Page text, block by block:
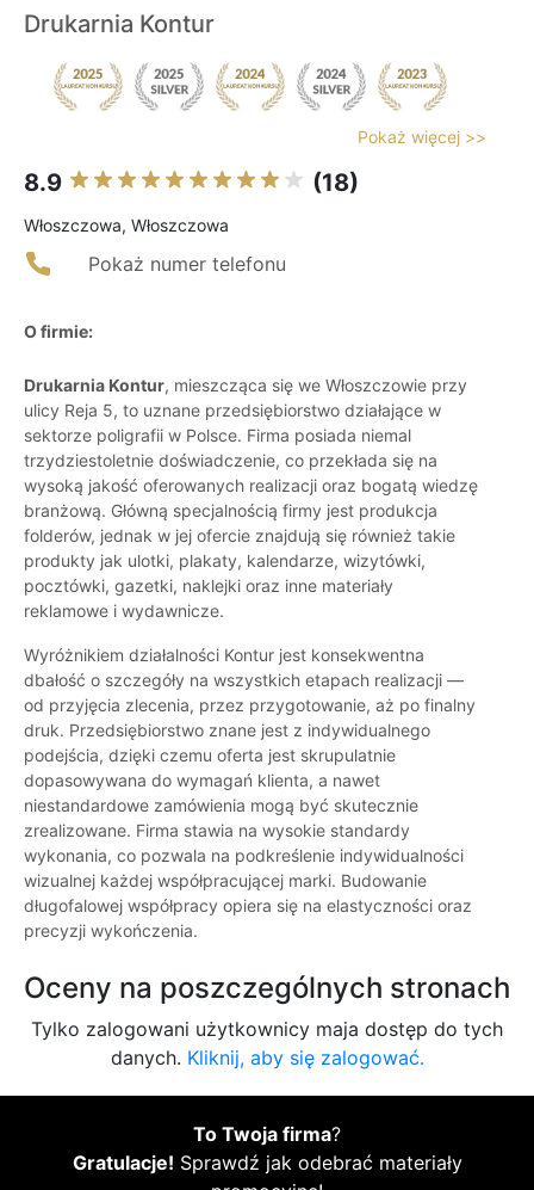
Drukarnia Kontur
Pokaż więcej >>
8.9 (18)
Włoszczowa, Włoszczowa
Pokaż numer telefonu
O firmie:
Drukarnia Kontur, mieszcząca się we Włoszczowie przy
ulicy Reja 5, to uznane przedsiębiorstwo działające w
sektorze poligrafii w Polsce. Firma posiada niemal
trzydziestoletnie doświadczenie, co przekłada się na
wysoką jakość oferowanych realizacji oraz bogatą wiedzę
branżową. Główną specjalnością firmy jest produkcja
folderów, jednak w jej ofercie znajdują się również takie
produkty jak ulotki, plakaty, kalendarze, wizytówki,
pocztówki, gazetki, naklejki oraz inne materiały
reklamowe i wydawnicze.
Wyróżnikiem działalności Kontur jest konsekwentna
dbałość o szczegóły na wszystkich etapach realizacji —
od przyjęcia zlecenia, przez przygotowanie, aż po finalny
druk. Przedsiębiorstwo znane jest z indywidualnego
podejścia, dzięki czemu oferta jest skrupulatnie
dopasowywana do wymagań klienta, a nawet
niestandardowe zamówienia mogą być skutecznie
zrealizowane. Firma stawia na wysokie standardy
wykonania, co pozwala na podkreślenie indywidualności
wizualnej każdej współpracującej marki. Budowanie
długofalowej współpracy opiera się na elastyczności oraz
precyzji wykończenia.
Oceny na poszczególnych stronach
Tylko zalogowani użytkownicy maja dostęp do tych
danych. Kliknij, aby się zalogować.
To Twoja firma?
Gratulacje! Sprawdź jak odebrać materiały